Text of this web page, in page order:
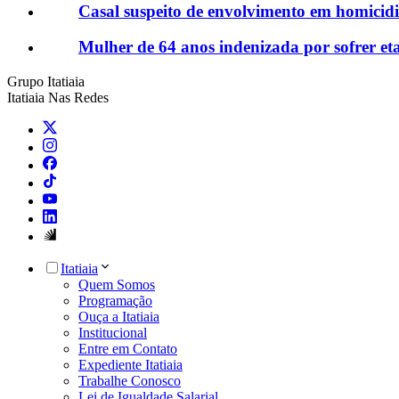
Casal suspeito de envolvimento em
Mulher de 64 anos indenizada por sofrer
Grupo Itatiaia
Itatiaia Nas Redes
Itatiaia
Quem Somos
Programação
Ouça a Itatiaia
Institucional
Entre em Contato
Expediente Itatiaia
Trabalhe Conosco